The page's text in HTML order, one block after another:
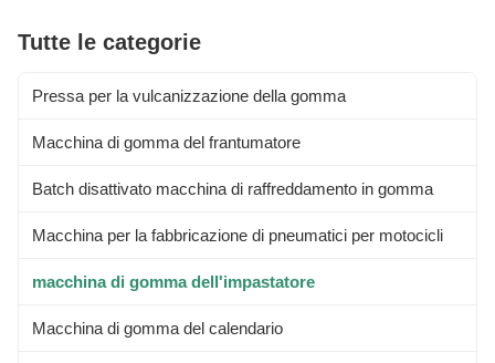
Tutte le categorie
Pressa per la vulcanizzazione della gomma
Macchina di gomma del frantumatore
Batch disattivato macchina di raffreddamento in gomma
Macchina per la fabbricazione di pneumatici per motocicli
macchina di gomma dell'impastatore
Macchina di gomma del calendario